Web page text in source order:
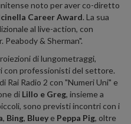
noto per aver co-diretto
Career Award. La sua
al live-action, con
& Sherman".
di lungometraggi,
professionisti del settore.
Radio 2 con "Numeri Uni" e
di Lillo e Greg, insieme a
sono previsti incontri con i
, Bing, Bluey e Peppa Pig, oltre